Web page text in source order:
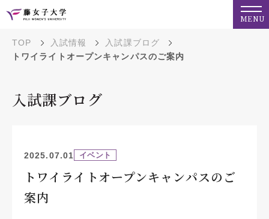
MENU
TOP 入試情報
入試課ブログ
トワイライトオープンキャンパスのご案内
入試課ブログ
2025.07.01 イベント
トワイライトオープンキャンパスのご
案内